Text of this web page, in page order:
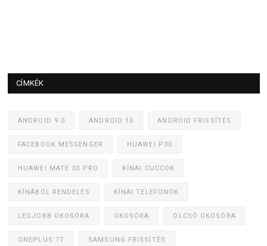
CÍMKÉK
ANDROID 9.0 ANDROID 10 ANDROID FRISSÍTÉS
FACEBOOK MESSENGER HUAWEI P30
HUAWEI MATE 30 PRO KÍNAI CUCCOK
KÍNÁBÓL RENDELÉS KÍNAI TELEFONOK
LEGJOBB OKOSÓRA OKOSÓRA OLCSÓ OKOSÓRA
ONEPLUS 7T SAMSUNG FRISSÍTÉS